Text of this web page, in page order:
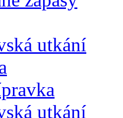
utkání
utkání